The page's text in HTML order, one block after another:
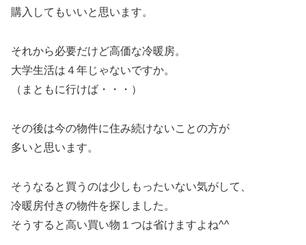
購入してもいいと思います。
それから必要だけど高価な冷暖房。
大学生活は４年じゃないですか。
（まともに行けば・・・）
その後は今の物件に住み続けないことの方が
多いと思います。
そうなると買うのは少しもったいない気がして、
冷暖房付きの物件を探しました。
そうすると高い買い物１つは省けますよね^^